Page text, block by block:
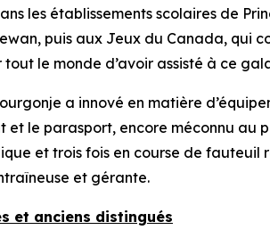
les établissements scolaires de
puis aux Jeux du Canada, qui
tout le monde d’avoir assisté à ce
a innové en matière
et le parasport, encore méconnu au
et trois fois en course de fauteuil
et gérante.
et anciens distingués